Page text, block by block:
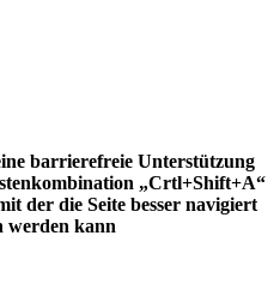
barrierefreie Unterstützung
„Crtl+Shift+A“
der die Seite besser navigiert
werden kann